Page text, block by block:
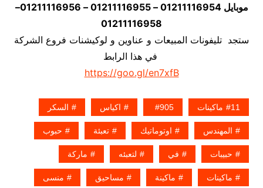
موبايل 01211116954 – 01211116955 – 01211116956–
01211116958
ستجد تليفونات المبيعات و عناوين و لوكيشنات فروع الشركة
في هذا الرابط
https://goo.gl/en7xfB
11ماكينات 905 اكياس السكر
المهندس اوتوماتيك تعبئة حبوب
حبيبات في لتعبئه ماركة
ماكينات ماكينة مساحيق منسى